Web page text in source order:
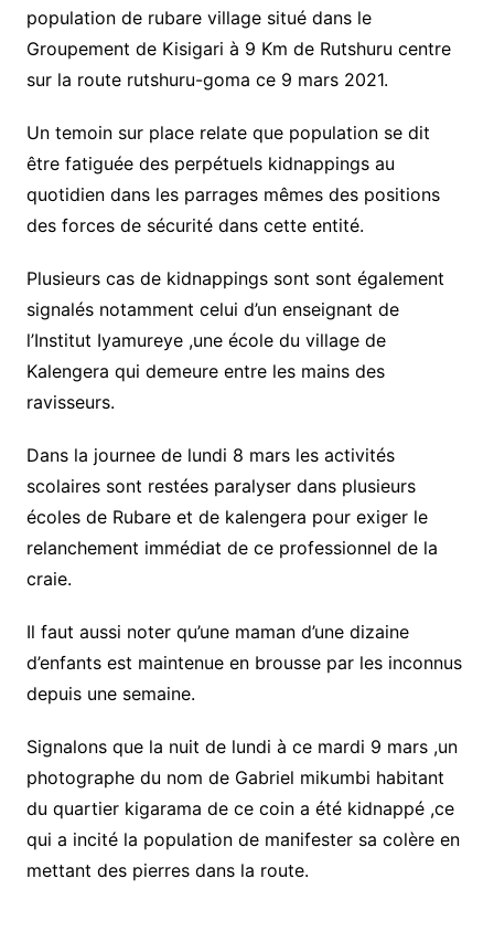
population de rubare village situé dans le
Groupement de Kisigari à 9 Km de Rutshuru centre
sur la route rutshuru-goma ce 9 mars 2021.
Un temoin sur place relate que population se dit
être fatiguée des perpétuels kidnappings au
quotidien dans les parrages mêmes des positions
des forces de sécurité dans cette entité.
Plusieurs cas de kidnappings sont sont également
signalés notamment celui d’un enseignant de
l’Institut Iyamureye ,une école du village de
Kalengera qui demeure entre les mains des
ravisseurs.
Dans la journee de lundi 8 mars les activités
scolaires sont restées paralyser dans plusieurs
écoles de Rubare et de kalengera pour exiger le
relanchement immédiat de ce professionnel de la
craie.
Il faut aussi noter qu’une maman d’une dizaine
d’enfants est maintenue en brousse par les inconnus
depuis une semaine.
Signalons que la nuit de lundi à ce mardi 9 mars ,un
photographe du nom de Gabriel mikumbi habitant
du quartier kigarama de ce coin a été kidnappé ,ce
qui a incité la population de manifester sa colère en
mettant des pierres dans la route.